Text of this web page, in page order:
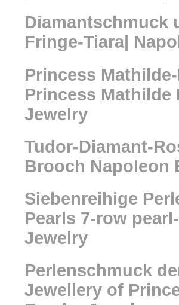
Diamantschmuck
Fringe-Tiara|
Princess
Princess Mathilde
Jewelry
Tudor-Diamant-
Brooch Napoleon
Siebenreihige
Pearls 7-row
Jewelry
Perlenschmuck
Jewellery of